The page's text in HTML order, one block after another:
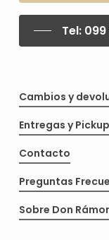
Tel: 099
Cambios y
Entregas y Pickup
Contacto
Preguntas
Sobre Don